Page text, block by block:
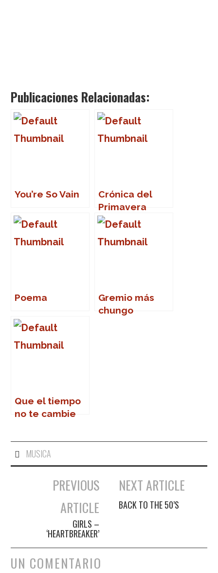
Publicaciones Relacionadas:
You’re So Vain
Crónica del
Primavera
Sound 2007
Poema
Gremio más
chungo
Que el tiempo
no te cambie
MUSICA
Navegación de entradas
PREVIOUS
ARTICLE
GIRLS –
‘HEARTBREAKER’
NEXT ARTICLE
BACK TO THE 50’S
UN COMENTARIO